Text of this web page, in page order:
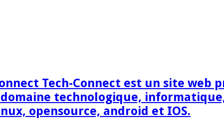
Tech-Connect est un site
technologique,
opensource, android et IOS.